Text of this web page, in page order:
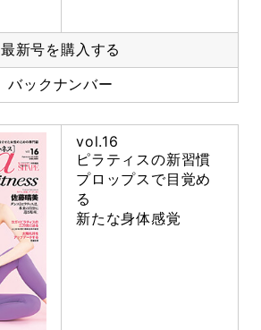
最新号を購入する
バックナンバー
vol.16
ピラティスの新習慣
プロップスで目覚め
る
新たな身体感覚